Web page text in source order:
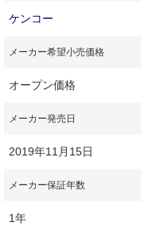
ケンコー
メーカー希望小売価格
オープン価格
メーカー発売日
2019年11月15日
メーカー保証年数
1年